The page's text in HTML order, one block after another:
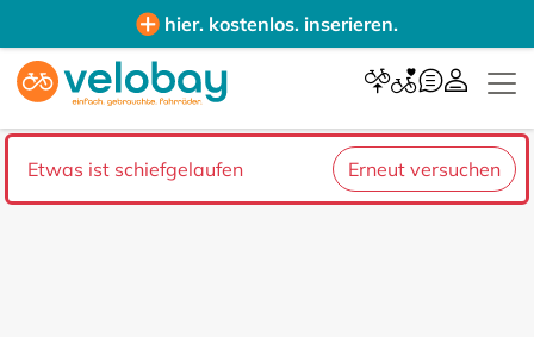
hier. kostenlos. inserieren.
Etwas ist schiefgelaufen Erneut versuchen